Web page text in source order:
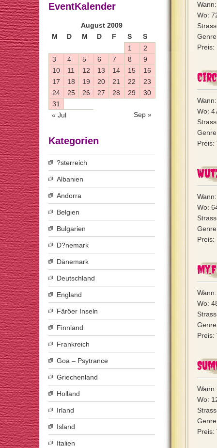
Wo:
Preis:
Wo:
Preis:
Wo:
Preis:
Wo:
Preis:
Wo:
Preis:
EventKalender
August 2009
M
D M D F S S
« Jul Sep »
1
2
3
4 5 6 7 8
9
10
11 12 13 14 15
16
17
18 19 20 21 22
23
24
25 26 27 28 29
30
31
Kategorien
?sterreich
Albanien
Andorra
Belgien
Bulgarien
D?nemark
Dänemark
Deutschland
England
Färöer Inseln
Finnland
Frankreich
Goa – Psytrance
Griechenland
Holland
Irland
Island
Italien